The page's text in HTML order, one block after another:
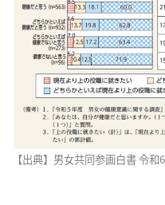
【出典】男女共同参画白書 令和